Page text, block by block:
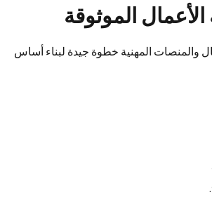
والمنصات المهنية خطوة جيدة لبناء أساس